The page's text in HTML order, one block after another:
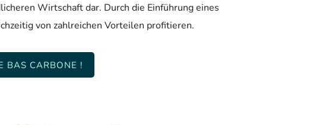
Wirtschaft dar. Durch die Einführung eines
von zahlreichen Vorteilen profitieren.
BAS CARBONE !